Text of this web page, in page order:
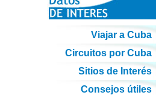
Viajar a Cuba
Circuitos por Cuba
Sitios de Interés
Consejos útiles